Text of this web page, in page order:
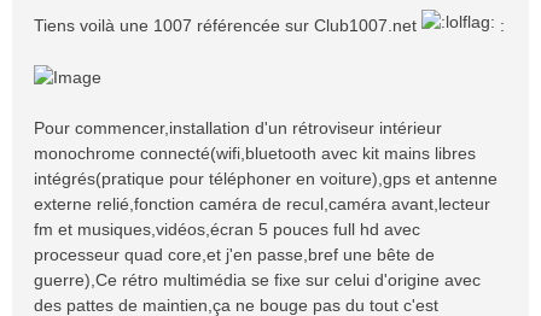
Tiens voilà une 1007 référencée sur Club1007.net :
Pour commencer,installation d'un rétroviseur intérieur
monochrome connecté(wifi,bluetooth avec kit mains libres
intégrés(pratique pour téléphoner en voiture),gps et antenne
externe relié,fonction caméra de recul,caméra avant,lecteur
fm et musiques,vidéos,écran 5 pouces full hd avec
processeur quad core,et j'en passe,bref une bête de
guerre),Ce rétro multimédia se fixe sur celui d'origine avec
des pattes de maintien,ça ne bouge pas du tout c'est